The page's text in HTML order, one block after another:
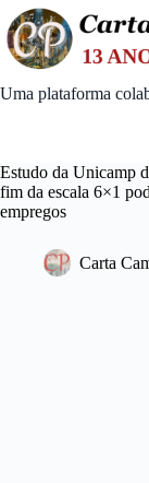
Skip
to
content
Uma plataforma
Estudo da Unicamp
fim da escala 6×1
empregos
Carta